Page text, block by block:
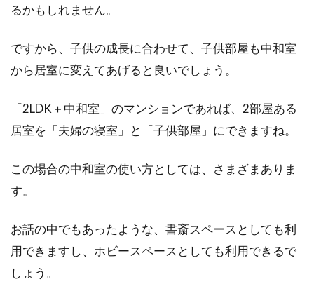
るかもしれません。
ですから、子供の成長に合わせて、子供部屋も中和室
から居室に変えてあげると良いでしょう。
「2LDK＋中和室」のマンションであれば、2部屋ある
居室を「夫婦の寝室」と「子供部屋」にできますね。
この場合の中和室の使い方としては、さまざまありま
す。
お話の中でもあったような、書斎スペースとしても利
用できますし、ホビースペースとしても利用できるで
しょう。